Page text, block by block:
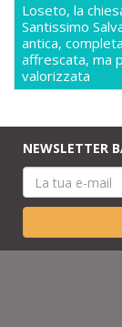
Loseto, la
Santissimo
antica,
affrescata, ma
valorizzata
NEWSLETTER